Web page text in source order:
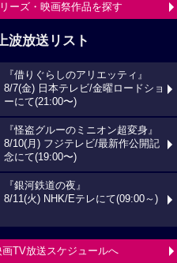
ーズ・映画祭作品を探す
波放送リスト
『借りぐらしのアリエッティ』
8/7(金) 日本テレビ/金曜ロードショ
ーにて(21:00〜)
『怪盗グルーのミニオン超変身』
8/10(月) フジテレビ/最新作公開記
念にて(19:00〜)
『銀河鉄道の夜』
8/11(火) NHK/Eテレにて(09:00～)
画TV放送スケジュールへ